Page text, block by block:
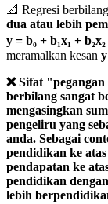
📐 Regresi
dua atau lebih
y = b₀ + b₁x₁ +
meramalkan kesan
❌ Sifat
berbilang sangat
mengasingkan
pengeliru yang
anda. Sebagai
pendidikan ke
pendapatan ke
pendidikan
lebih